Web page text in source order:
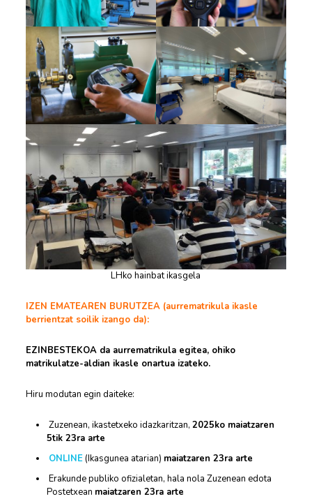
LHko hainbat ikasgela
IZEN EMATEAREN BURUTZEA (aurrematrikula ikasle
berrientzat soilik izango da):
EZINBESTEKOA da aurrematrikula egitea, ohiko
matrikulatze-aldian ikasle onartua izateko.
Hiru modutan egin daiteke:
Zuzenean, ikastetxeko idazkaritzan, 2025ko maiatzaren
5tik 23ra arte
ONLINE(Ikasgunea atarian) maiatzaren 23ra arte
Erakunde publiko ofizialetan, hala nola Zuzenean edota
Postetxean maiatzaren 23ra arte